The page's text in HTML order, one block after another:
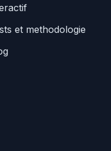
et methodologie